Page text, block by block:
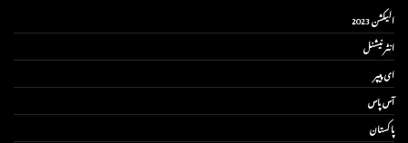
الیکشن 2023
انٹر نیشنل
ای پیپر
آس پاس
پاکستان